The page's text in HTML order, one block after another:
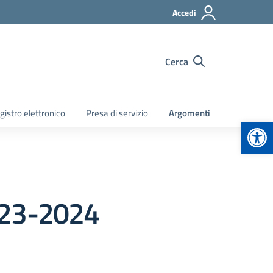
Accedi
Cerca
elettronico Presa di servizio Argomenti
2024